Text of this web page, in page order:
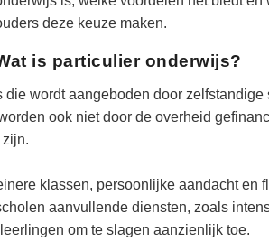
deze keuze maken.
is particulier onderwijs?
wordt aangeboden door
ook niet door de overheid
klassen, persoonlijke aandacht en
aanvullende diensten, zoals
om te slagen aanzienlijk toe.